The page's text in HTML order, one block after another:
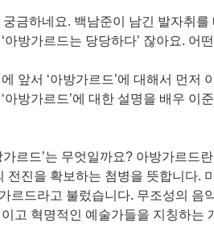
금하네요. 백남준이 남긴 발자취를
방가르드는 당당하다’ 잖아요. 어
앞서 ‘아방가르드’에 대해서 먼저
방가르드’에 대한 설명을 배우 이
르드’는 무엇일까요? 아방가르드
진을 확보하는 첨병을 뜻합니다.
르드라고 불렀습니다. 무조성의 음
고 혁명적인 예술가들을 지칭하는